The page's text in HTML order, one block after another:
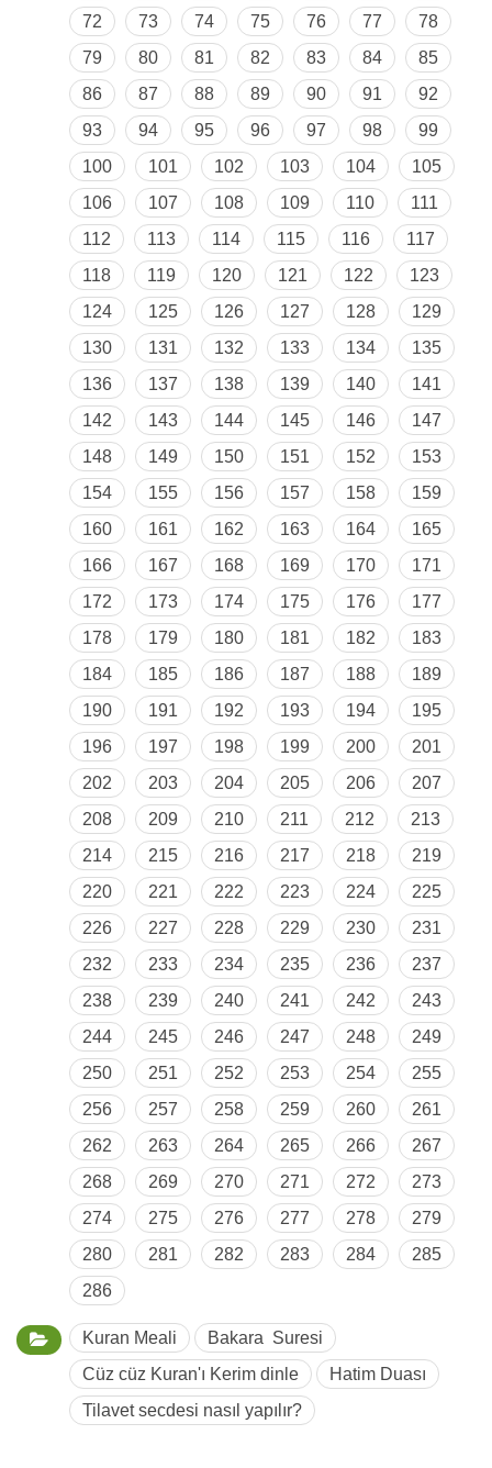
72
73 74 75 76 77
78
79
80 81 82 83 84
85
86
87 88 89 90 91
92
93
94 95 96 97 98
99
100
101 102 103 104
105
106
107 108 109 110
111
112
113 114 115 116
117
118
119 120 121 122
123
124
125 126 127 128
129
130
131 132 133 134
135
136
137 138 139 140
141
142
143 144 145 146
147
148
149 150 151 152
153
154
155 156 157 158
159
160
161 162 163 164
165
166
167 168 169 170
171
172
173 174 175 176
177
178
179 180 181 182
183
184
185 186 187 188
189
190
191 192 193 194
195
196
197 198 199 200
201
202
203 204 205 206
207
208
209 210 211 212
213
214
215 216 217 218
219
220
221 222 223 224
225
226
227 228 229 230
231
232
233 234 235 236
237
238
239 240 241 242
243
244
245 246 247 248
249
250
251 252 253 254
255
256
257 258 259 260
261
262
263 264 265 266
267
268
269 270 271 272
273
274
275 276 277 278
279
280
281 282 283 284
285
286
Kuran Meali
Bakara Suresi
Cüz cüz Kuran'ı Kerim dinle
Hatim Duası
Tilavet secdesi nasıl yapılır?